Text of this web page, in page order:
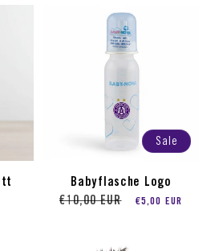
Sale
Babyflasche Logo
Preis
€10,00 EUR Sale-Preis
€5,00 EUR